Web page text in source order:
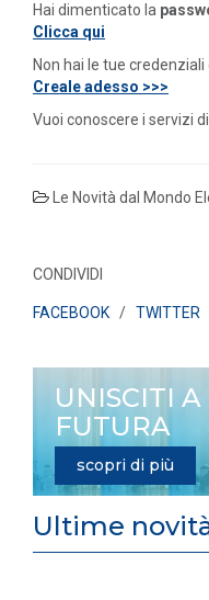
Hai dimenticato la
Clicca qui
Non hai le tue credenziali
Creale adesso >>>
Vuoi conoscere i servizi
Le Novità dal Mondo
CONDIVIDI
FACEBOOK / TWITTER
UNISCITI
FUTURA
scopri di più
Ultime